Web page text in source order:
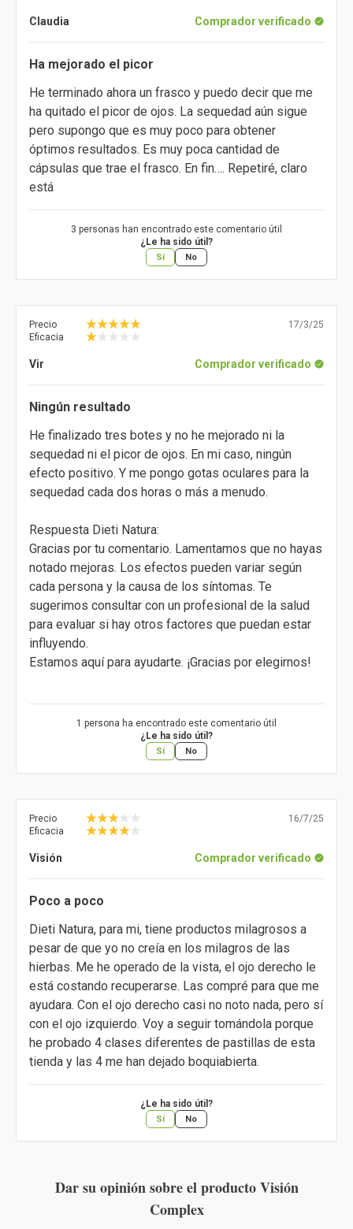
Claudia Comprador verificado
Ha mejorado el picor
He terminado ahora un frasco y puedo decir que me
ha quitado el picor de ojos. La sequedad aún sigue
pero supongo que es muy poco para obtener
óptimos resultados. Es muy poca cantidad de
cápsulas que trae el frasco. En fin…. Repetiré, claro
está
3 personas han encontrado este comentario útil
¿Le ha sido útil?
Sí No
Precio
Eficacia
17/3/25
Vir Comprador verificado
Ningún resultado
He finalizado tres botes y no he mejorado ni la
sequedad ni el picor de ojos. En mi caso, ningún
efecto positivo. Y me pongo gotas oculares para la
sequedad cada dos horas o más a menudo.
Respuesta Dieti Natura:
Gracias por tu comentario. Lamentamos que no hayas
notado mejoras. Los efectos pueden variar según
cada persona y la causa de los síntomas. Te
sugerimos consultar con un profesional de la salud
para evaluar si hay otros factores que puedan estar
influyendo.
Estamos aquí para ayudarte. ¡Gracias por elegirnos!
1 persona ha encontrado este comentario útil
¿Le ha sido útil?
Sí No
Precio
Eficacia
16/7/25
Visión Comprador verificado
Poco a poco
Dieti Natura, para mi, tiene productos milagrosos a
pesar de que yo no creía en los milagros de las
hierbas. Me he operado de la vista, el ojo derecho le
está costando recuperarse. Las compré para que me
ayudara. Con el ojo derecho casi no noto nada, pero sí
con el ojo izquierdo. Voy a seguir tomándola porque
he probado 4 clases diferentes de pastillas de esta
tienda y las 4 me han dejado boquiabierta.
¿Le ha sido útil?
Sí No
Dar su opinión sobre el producto Visión
Complex